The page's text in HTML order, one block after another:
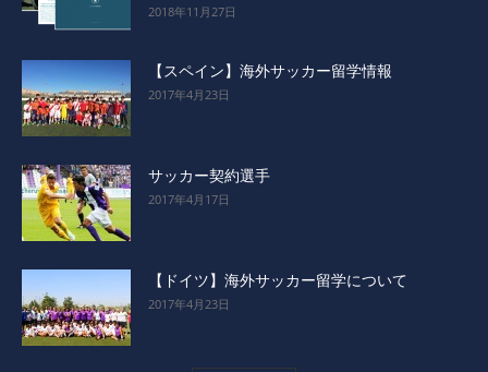
2018年11月27日
【スペイン】海外サッカー留学情報
2017年4月23日
サッカー契約選手
2017年4月17日
【ドイツ】海外サッカー留学について
2017年4月23日